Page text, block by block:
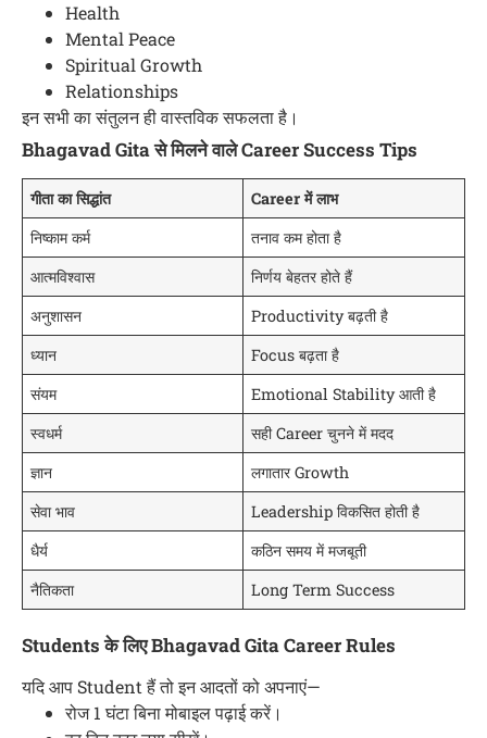
Health
Mental Peace
Spiritual Growth
Relationships
इन सभी का संतुलन ही वास्तविक सफलता है।
Bhagavad Gita से मिलने वाले Career Success Tips
गीता का सिद्धांत
Career में लाभ
निष्काम कर्म
तनाव कम होता है
आत्मविश्वास
निर्णय बेहतर होते हैं
अनुशासन
Productivity बढ़ती है
ध्यान
Focus बढ़ता है
संयम
Emotional Stability आती है
स्वधर्म
सही Career चुनने में मदद
ज्ञान
लगातार Growth
सेवा भाव
Leadership विकसित होती है
धैर्य
कठिन समय में मजबूती
नैतिकता
Long Term Success
Students के लिए Bhagavad Gita Career Rules
यदि आप Student हैं तो इन आदतों को अपनाएं—
रोज 1 घंटा बिना मोबाइल पढ़ाई करें।